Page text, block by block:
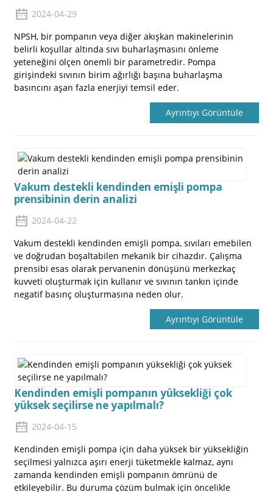
2024-04-29
NPSH, bir pompanın veya diğer akışkan makinelerinin
belirli koşullar altında sıvı buharlaşmasını önleme
yeteneğini ölçen önemli bir parametredir. Pompa
girişindeki sıvının birim ağırlığı başına buharlaşma
basıncını aşan fazla enerjiyi temsil eder.
Ayrıntıyı Görüntüle
Vakum destekli kendinden emişli pompa
prensibinin derin analizi
2024-04-22
Vakum destekli kendinden emişli pompa, sıvıları emebilen
ve doğrudan boşaltabilen mekanik bir cihazdır. Çalışma
prensibi esas olarak pervanenin dönüşünü merkezkaç
kuvveti oluşturmak için kullanır ve sıvının tankın içinde
negatif basınç oluşturmasına neden olur.
Ayrıntıyı Görüntüle
Kendinden emişli pompanın yüksekliği çok
yüksek seçilirse ne yapılmalı?
2024-04-15
Kendinden emişli pompa için daha yüksek bir yüksekliğin
seçilmesi yalnızca aşırı enerji tüketmekle kalmaz, aynı
zamanda kendinden emişli pompanın ömrünü de
etkileyebilir. Bu duruma çözüm bulmak için öncelikle